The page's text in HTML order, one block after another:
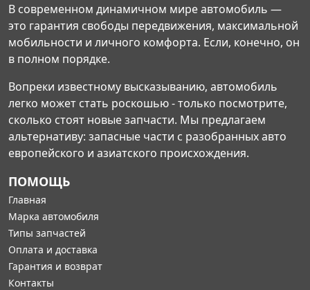
В современном динамичном мире автомобиль —
это гарантия свободы передвижения, максимальной
мобильности и личного комфорта. Если, конечно, он
в полном порядке.
Вопреки известному высказыванию, автомобиль
легко может стать роскошью - только посмотрите,
сколько стоят новые запчасти. Мы предлагаем
альтернативу: запасные части с разобранных авто
европейского и азиатского происхождения.
ПОМОЩЬ
Главная
Марка автомобиля
Типы запчастей
Оплата и доставка
Гарантия и возврат
Контакты